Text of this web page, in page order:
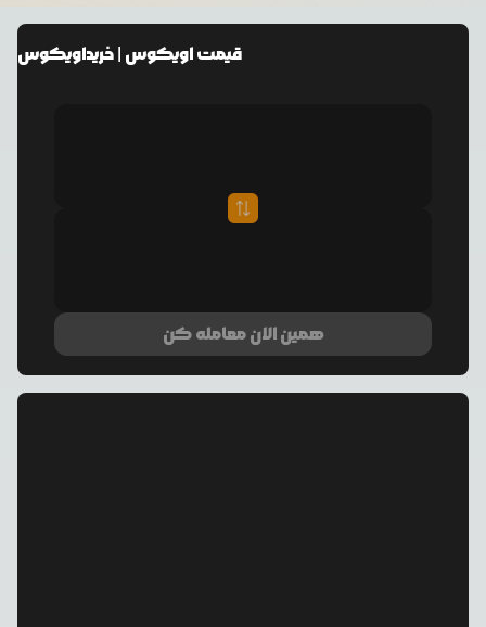
قیمتاویکوس | خریداویکوس
همین الان معامله کن